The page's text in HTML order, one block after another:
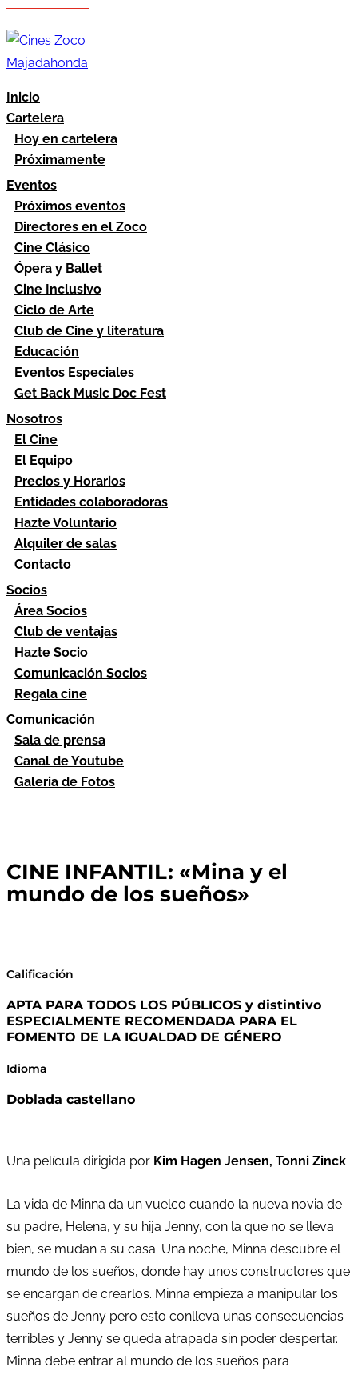
Inicio
Cartelera
Hoy en cartelera
Próximamente
Eventos
Próximos eventos
Directores en el Zoco
Cine Clásico
Ópera y Ballet
Cine Inclusivo
Ciclo de Arte
Club de Cine y literatura
Educación
Eventos Especiales
Get Back Music Doc Fest
Nosotros
El Cine
El Equipo
Precios y Horarios
Entidades colaboradoras
Hazte Voluntario
Alquiler de salas
Contacto
Socios
Área Socios
Club de ventajas
Hazte Socio
Comunicación Socios
Regala cine
Comunicación
Sala de prensa
Canal de Youtube
Galeria de Fotos
CINE INFANTIL: «Mina y el
mundo de los sueños»
Calificación
APTA PARA TODOS LOS PÚBLICOS y distintivo
ESPECIALMENTE RECOMENDADA PARA EL
FOMENTO DE LA IGUALDAD DE GÉNERO
Idioma
Doblada castellano
Una película dirigida por Kim Hagen Jensen, Tonni Zinck
La vida de Minna da un vuelco cuando la nueva novia de
su padre, Helena, y su hija Jenny, con la que no se lleva
bien, se mudan a su casa. Una noche, Minna descubre el
mundo de los sueños, donde hay unos constructores que
se encargan de crearlos. Minna empieza a manipular los
sueños de Jenny pero esto conlleva unas consecuencias
terribles y Jenny se queda atrapada sin poder despertar.
Minna debe entrar al mundo de los sueños para